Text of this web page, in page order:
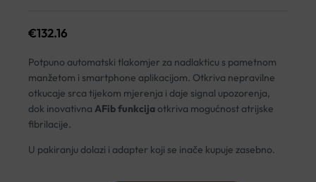
€132.16
Potpuno automatski tlakomjer za nadlakticu s pametnom
manžetom i smartphone aplikacijom. Otkriva nepravilne
otkucaje srca tijekom mjerenja i daje signal upozorenja,
dok inovativnaAFib funkcijaotkriva mogućnost atrijske
fibrilacije.
U pakiranju dolazi i adapter koji se inače kupuje zasebno.